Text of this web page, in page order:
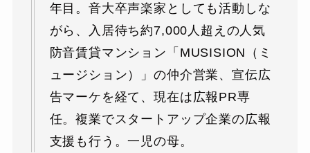
年目。音大卒声楽家としても活動しな
がら、入居待ち約7,000人超えの人気
防音賃貸マンション「MUSISION（ミ
ュージション）」の仲介営業、宣伝広
告マーケを経て、現在は広報PR専
任。複業でスタートアップ企業の広報
支援も行う。一児の母。